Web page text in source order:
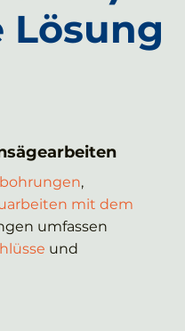
Lösung
,
mit dem
umfassen
und